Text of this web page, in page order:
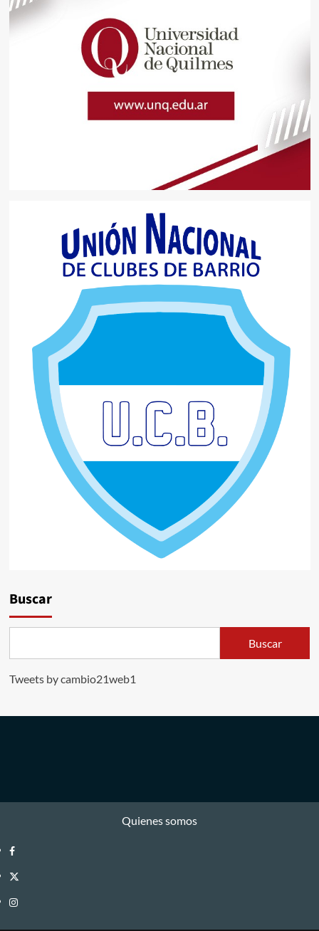
Buscar
Buscar
Tweets by cambio21web1
Quienes somos
Facebook
Twitter
Instagram